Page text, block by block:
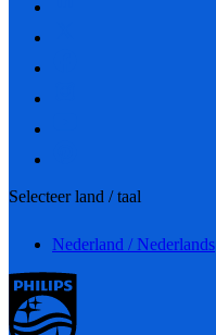
Selecteer land / taal
Nederland / Nederlands